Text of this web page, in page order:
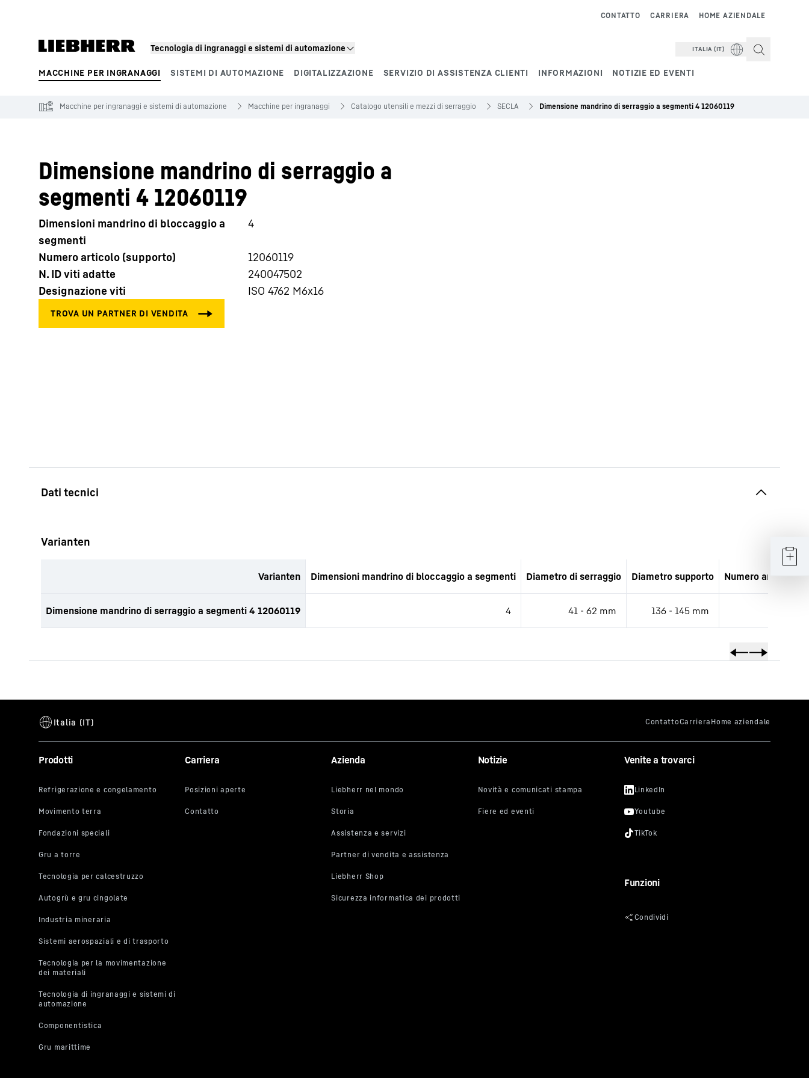
Tecnologia di ingranaggi e sistemi di automazione
MACCHINE PER INGRANAGGI SISTEMI DI AUTOMAZIONE DIGITALIZZAZIONE SERVIZIO DI ASSISTENZA CLIENTI INFORMAZIONI NOTIZIE ED EVENTI
HOME AZIENDALE
CARRIERA
CONTATTO
ITALIA (IT)
Segmenti di prodotto
Macchine per ingranaggi e sistemi di automazione Macchine per ingranaggi Catalogo utensili e mezzi di serraggio SECLA Dimensione mandrino di serraggio a segmenti 4 12060119
Dimensione mandrino di serraggio a
segmenti 4 12060119
Dimensioni mandrino di bloccaggio a
segmenti
4
Numero articolo (supporto)
12060119
N. ID viti adatte
240047502
Designazione viti
ISO 4762 M6x16
Varianten
Varianten Dimensioni mandrino di bloccaggio a segmenti Diametro di serraggio Diametro supporto Numero articolo
Dimensione mandrino di serraggio a segmenti 4 12060119 4 41 - 62 mm 136 - 145 mm
Prodotti Carriera Azienda Notizie Venite a trovarci
Funzioni